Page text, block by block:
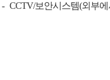
CCTV/보안시스템(외부